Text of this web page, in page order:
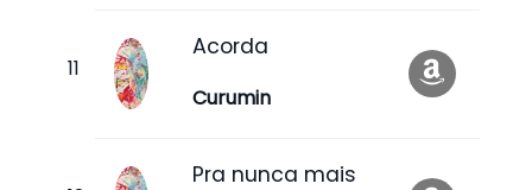
Acorda
Curumin
Pra nunca mais